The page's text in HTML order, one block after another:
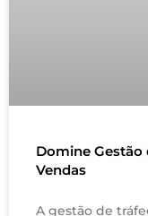
Domine Gestão
Vendas
A gestão de